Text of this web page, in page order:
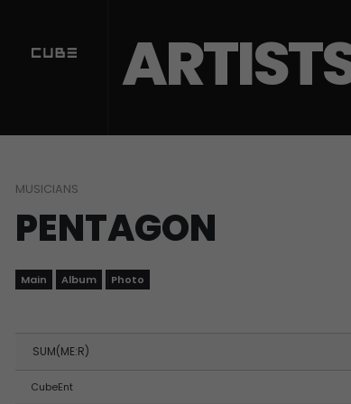
MUSICIANS
PENTAGON
Main Album Photo
SUM(ME:R)
CubeEnt